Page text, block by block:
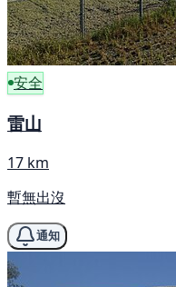
安全
雷山
17 km
暫無出沒
通知